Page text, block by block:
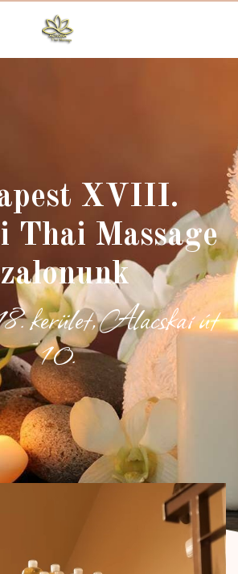
XVIII.
Thai Massage
kerület, Alacskai út
10.